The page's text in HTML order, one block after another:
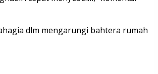
dlm mengarungi bahtera rumah